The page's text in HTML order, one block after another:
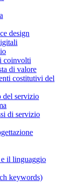
design
coinvolti
di valore
costitutivi del
del servizio
di servizio
il linguaggio
keywords)